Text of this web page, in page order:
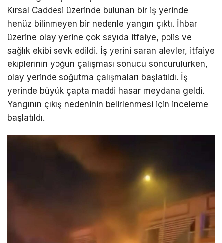
Kırsal Caddesi üzerinde bulunan bir iş yerinde
henüz bilinmeyen bir nedenle yangın çıktı. İhbar
üzerine olay yerine çok sayıda itfaiye, polis ve
sağlık ekibi sevk edildi. İş yerini saran alevler, itfaiye
ekiplerinin yoğun çalışması sonucu söndürülürken,
olay yerinde soğutma çalışmaları başlatıldı. İş
yerinde büyük çapta maddi hasar meydana geldi.
Yangının çıkış nedeninin belirlenmesi için inceleme
başlatıldı.